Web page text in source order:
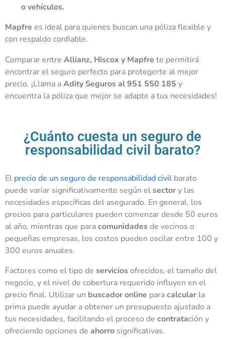
o vehículos.
Mapfre es ideal para quienes buscan una póliza flexible y
con respaldo confiable.
Comparar entre Allianz, Hiscox y Mapfre te permitirá
encontrar el seguro perfecto para protegerte al mejor
precio. ¡Llama aAdity Seguros al 951 550 185 y
encuentra la póliza que mejor se adapte a tus necesidades!
¿Cuánto cuesta un seguro de
responsabilidad civil barato?
El precio de un seguro de responsabilidad civil barato
puede variar significativamente según elsectory las
necesidades específicas del asegurado. En general, los
precios para particulares pueden comenzar desde 50 euros
al año, mientras que paracomunidadesde vecinos o
pequeñas empresas, los costos pueden oscilar entre 100 y
300 euros anuales.
Factores como el tipo de serviciosofrecidos, el tamaño del
negocio, y el nivel de cobertura requerido influyen en el
precio final. Utilizar un buscadoronline paracalcular la
prima puede ayudar a obtener un presupuesto ajustado a
tus necesidades, facilitando el proceso de contratación y
ofreciendo opciones de ahorro significativas.